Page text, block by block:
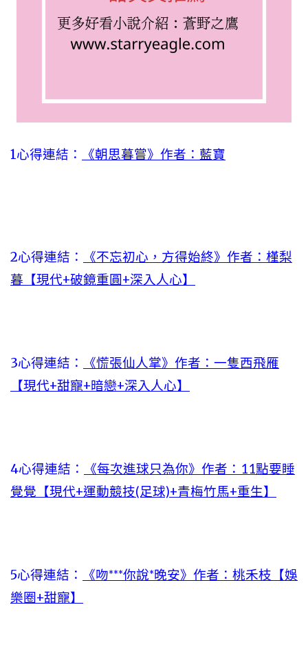
1心得連結： 《朝思暮嘗》作者：藍寶
2心得連結：
《不忘初心，方得始終》作者：槿梨
暮【現代+破鏡重圓+深入人心】
3心得連結：
《慌張仙人掌》作者：一隻西飛雁
【現代+甜寵+暗戀+深入人心】
4心得連結：
《每次進球只為你》作者：11點要睡
覺覺【現代+運動競技(足球)+青梅竹馬+重生】
5心得連結：
《吻***你說*晚安》作者：桃禾枝【娛
樂圈+甜寵】